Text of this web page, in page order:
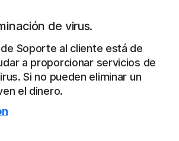
de virus.
Soporte al cliente está de
a proporcionar servicios de
Si no pueden eliminar un
el dinero.